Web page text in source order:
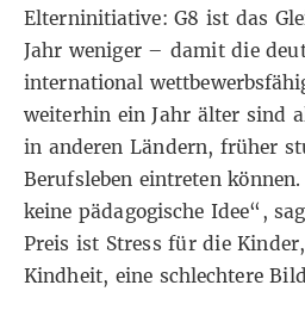
Elterninitiative: G8 ist das
Jahr weniger – damit die
international
weiterhin ein Jahr älter sind
in anderen Ländern, früher
Berufsleben eintreten
keine pädagogische Idee“,
Preis ist Stress für die
Kindheit, eine schlechtere